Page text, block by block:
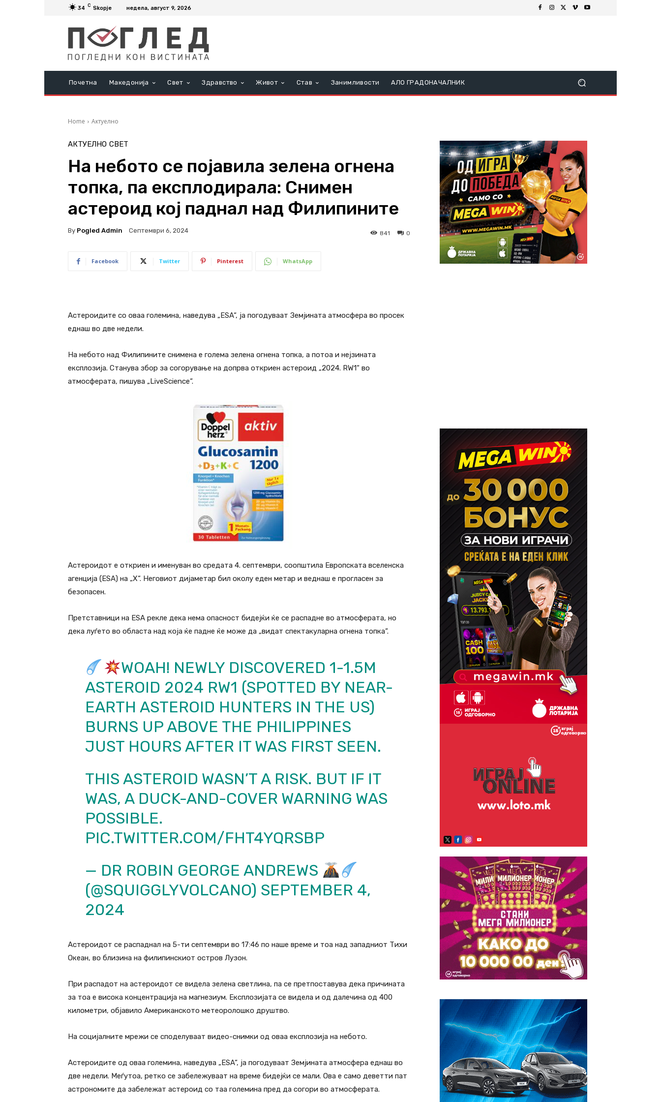
34 C Skopje недела, август 9, 2026
Почетна Македонија Свет Здравство Живот Став Занимливости АЛО ГРАДОНАЧАЛНИК
Home Актуелно
АКТУЕЛНО СВЕТ
На небото се појавила зелена огнена
топка, па експлодирала: Снимен
астероид кој паднал над Филипините
By Pogled Admin Септември 6, 2024 0
841
Facebook Twitter Pinterest WhatsApp
Астероидите со оваа големина, наведува „ESA“, ја погодуваат Земјината атмосфера во просек
еднаш во две недели.
На небото над Филипините снимена е голема зелена огнена топка, а потоа и нејзината
експлозија. Станува збор за согорување на допрва откриен астероид „2024. RW1“ во
атмосферата, пишува „LiveScience“.
Астероидот е откриен и именуван во средата 4. септември, соопштила Европската вселенска
агенција (ESA) на „X“. Неговиот дијаметар бил околу еден метар и веднаш е прогласен за
безопасен.
Претставници на ESA рекле дека нема опасност бидејќи ќе се распадне во атмосферата, но
дека луѓето во областа над која ќе падне ќе може да „видат спектакуларна огнена топка“.
WOAH! NEWLY DISCOVERED 1-1.5M
ASTEROID 2024 RW1 (SPOTTED BY NEAR-
EARTH ASTEROID HUNTERS IN THE US)
BURNS UP ABOVE THE PHILIPPINES
JUST HOURS AFTER IT WAS FIRST SEEN.
THIS ASTEROID WASN’T A RISK. BUT IF IT
WAS, A DUCK-AND-COVER WARNING WAS
POSSIBLE.
PIC.TWITTER.COM/FHT4YQRSBP
— DR ROBIN GEORGE ANDREWS
(@SQUIGGLYVOLCANO) SEPTEMBER 4,
2024
Астероидот се распаднал на 5-ти септември во 17:46 по наше време и тоа над западниот Тихи
Океан, во близина на филипинскиот остров Лузон.
При распадот на астероидот се видела зелена светлина, па се претпоставува дека причината
за тоа е висока концентрација на магнезиум. Експлозијата се видела и од далечина од 400
километри, објавило Американското метеоролошко друштво.
На социјалните мрежи се споделуваат видео-снимки од оваа експлозија на небото.
Астероидите од оваа големина, наведува „ESA“, ја погодуваат Земјината атмосфера еднаш во
две недели. Меѓутоа, ретко се забележуваат на време бидејќи се мали. Ова е само деветти пат
астрономите да забележат астероид со таа големина пред да согори во атмосферата.